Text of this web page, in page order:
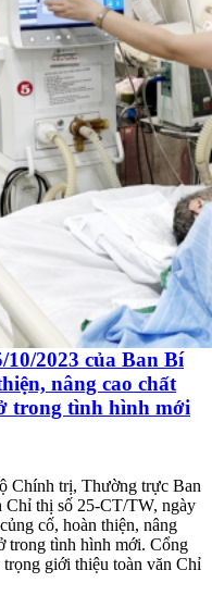
2023 của Ban Bí
nâng cao chất
trong tình hình mới
Chính trị, Thường trực Ban
thị số 25-CT/TW, ngày
cố, hoàn thiện, nâng
trong tình hình mới. Cổng
giới thiệu toàn văn Chỉ